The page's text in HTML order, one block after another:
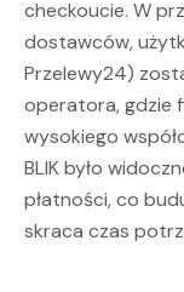
checkoucie. W
dostawców,
Przelewy24)
operatora, gdzie
wysokiego
BLIK było
płatności, co
skraca czas